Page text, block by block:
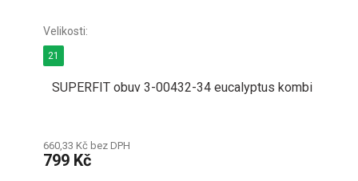
SUPERFIT obuv 3-00432-34 eucalyptus kombi
660,33 Kč bez DPH
799 Kč
21